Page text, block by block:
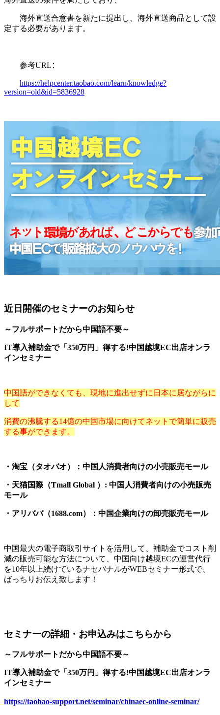
海外直送合意書を新たに提出し、海外直送商品として設
定する必要があります。
参考URL ：
https://helpcenter.taobao.com/learn/knowledge?
version=old&id=5836928
近日開催のセミナーのお知らせ
～フルサポートだから中国語不要～
IT導入補助金で「350万円」得する!中国越境EC出店オンラ
インセミナー
中国語ができなくても、現地に進出せずに日本に居ながらに
して
消費の沸騰する14億の中国市場に向けてネットで簡単に販売
する事ができます。
・淘宝（タオバオ）：中国人消費者向けの小売販売モール
・天猫国際（Tmall Global ）: 中国人消費者向けの小売販売
モール
・アリババ（1688.com）：中国企業向けの卸売販売モール
中国最大の電子商取引サイトを活用して、補助金でコスト削
減の販売可能な方法について、中国向け越境ECの運営代行
を10年以上続けているナセバナルがWEBセミナー形式で、
ばっちりお伝え致します！
セミナーの詳細・お申込みはこちらから
～フルサポートだから中国語不要～
IT導入補助金で「350万円」得する!中国越境EC出店オンラ
インセミナー
https://taobao-support.net/seminar/chinaec-online-seminar/